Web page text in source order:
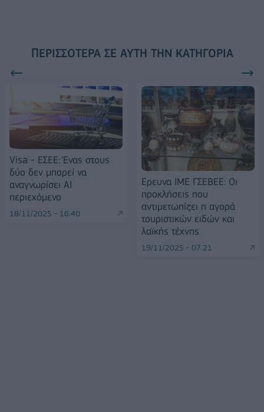
ΠΕΡΙΣΣΌΤΕΡΑ ΣΕ ΑΥΤΉ ΤΗΝ ΚΑΤΗΓΟΡΊΑ
Visa - ΕΣΕΕ: Ένας στους
δύο δεν μπορεί να
αναγνωρίσει ΑΙ
περιεχόμενο
18/11/2025 - 16:40
Ερευνα ΙΜΕ ΓΣΕΒΕΕ: Οι
προκλήσεις που
αντιμετωπίζει η αγορά
τουριστικών ειδών και
λαϊκής τέχνης
19/11/2025 - 07:21